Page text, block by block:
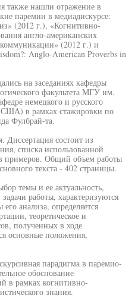
также нашли отражение в
паремии в медиадискурсе:
(2012 г.), «Когнитивно-
англо-американских
(2012 г.) и
Anglo-American Proverbs in
на заседаниях кафедры
факультета МГУ им.
немецкого и русского
в рамках стажировки по
Фулбрай-та.
Диссертация состоит из
списка использованной
примеров. Общий объем работы
текста - 402 страницы.
темы и ее актуальность,
работы, характеризуются
анализа, определяется
теоретическое и
полученных в ходе
основные положения,
парадигма в паремио-
обоснование
в рамках когнитивно-
знания.